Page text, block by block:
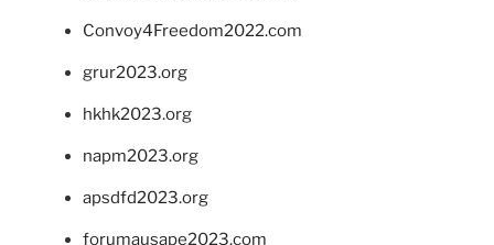
Convoy4Freedom2022.com
grur2023.org
hkhk2023.org
napm2023.org
apsdfd2023.org
forumausape2023.com